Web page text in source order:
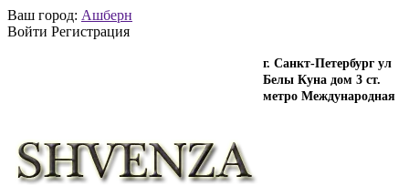
Ваш город: Ашберн
Войти Регистрация
г. Санкт-Петербург ул
Белы Куна дом 3 ст.
метро Международная